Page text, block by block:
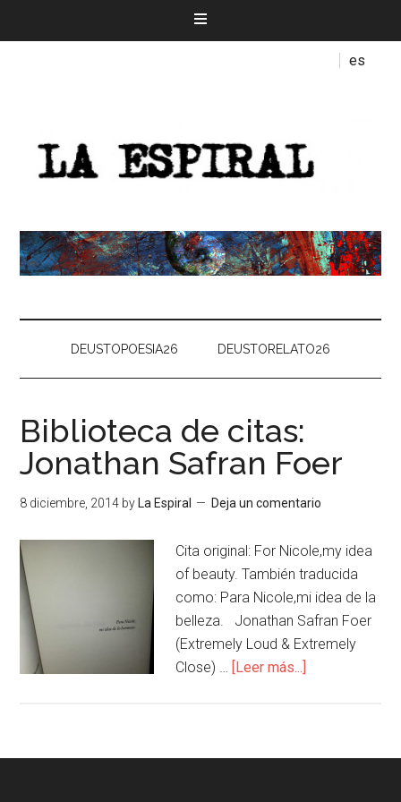
es
DEUSTOPOESIA26 DEUSTORELATO26
Biblioteca de citas:
Jonathan Safran Foer
8 diciembre, 2014 by La Espiral Deja un comentario
Cita original: For Nicole,my idea
of beauty. También traducida
como: Para Nicole,mi idea de la
belleza. Jonathan Safran Foer
(Extremely Loud & Extremely
Close) … [Leer más...]